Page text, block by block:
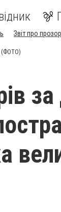
Звіт про
(ФОТО)
за